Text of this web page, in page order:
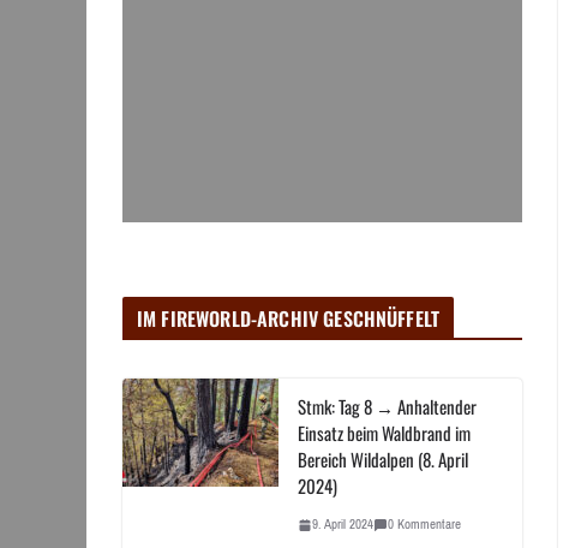
IM FIREWORLD-ARCHIV GESCHNÜFFELT
Stmk: Tag 8 → Anhaltender
Einsatz beim Waldbrand im
Bereich Wildalpen (8. April
2024)
9. April 2024 0 Kommentare